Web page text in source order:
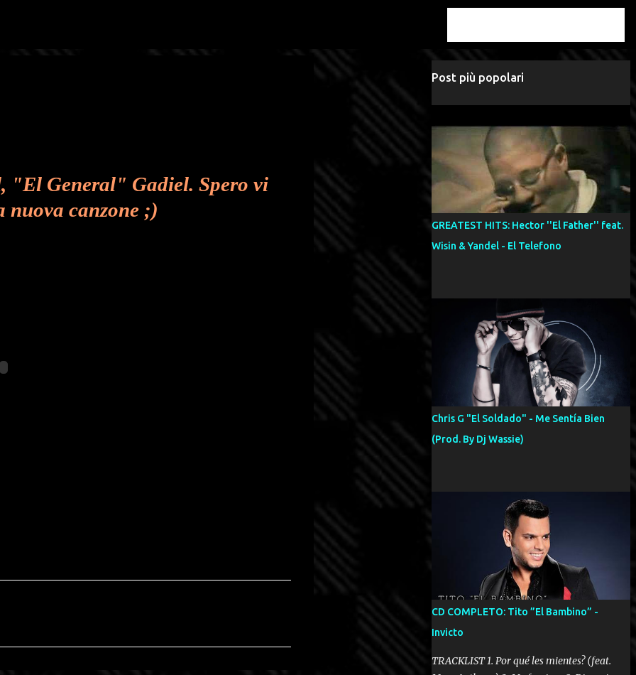
"El General" Gadiel. Spero vi
nuova canzone ;)
Post più popolari
GREATEST HITS: Hector ''El Father'' feat.
Wisin & Yandel - El Telefono
Chris G "El Soldado" - Me Sentía Bien
(Prod. By Dj Wassie)
CD COMPLETO: Tito ”El Bambino” -
Invicto
TRACKLIST 1. Por qué les mientes? (feat.